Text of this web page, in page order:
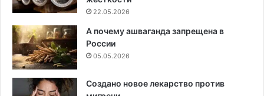
22.05.2026
А почему ашваганда запрещена в
России
05.05.2026
Создано новое лекарство против